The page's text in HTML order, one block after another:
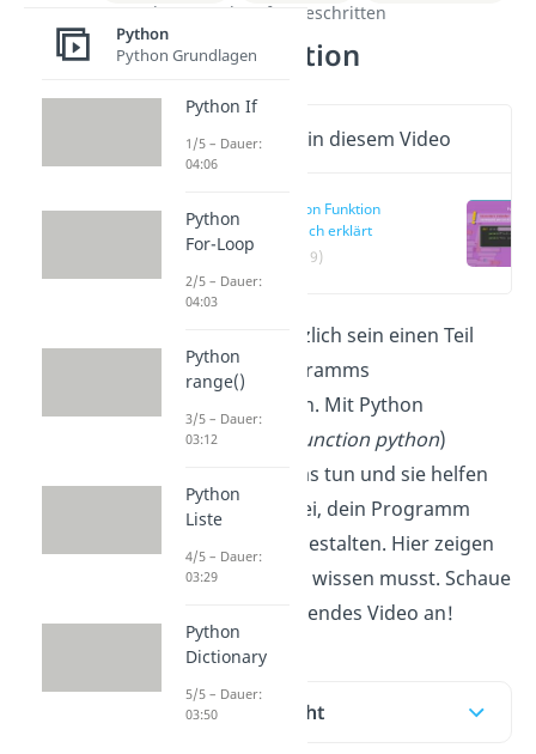
Python
Python fortgeschritten
Python Funktion
Wichtige Inhalte in diesem Video
Python Funktion
einfach erklärt
(00:19)
Häufig kann es nützlich sein einen Teil
Deines Pythonprogramms
wiederzuverwenden. Mit Python
Funktionen (engl.
function python)
kannst du genau das tun und sie helfen
dir gleichzeitig dabei, dein Programm
übersichtlicher zu gestalten. Hier zeigen
wir dir alles, was du wissen musst. Schaue
dir auch unser passendes Video an!
Inhaltsübersicht
Python
Python Grundlagen
Python If
1/5 – Dauer:
04:06
Python
For-Loop
2/5 – Dauer:
04:03
Python
range()
3/5 – Dauer:
03:12
Python
Liste
4/5 – Dauer:
03:29
Python
Dictionary
5/5 – Dauer:
03:50